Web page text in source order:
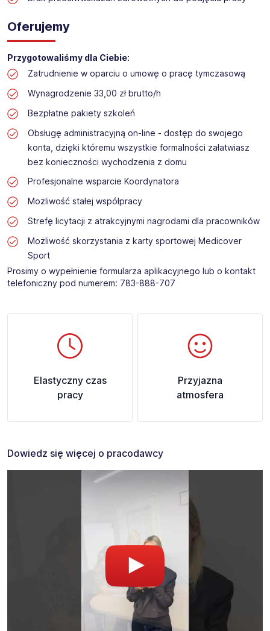
Oferujemy
Przygotowaliśmy dla Ciebie:
Zatrudnienie w oparciu o umowę o pracę tymczasową
Wynagrodzenie 33,00 zł brutto/h
Bezpłatne pakiety szkoleń
Obsługę administracyjną on-line - dostęp do swojego
konta, dzięki któremu wszystkie formalności załatwiasz
bez konieczności wychodzenia z domu
Profesjonalne wsparcie Koordynatora
Możliwość stałej współpracy
Strefę licytacji z atrakcyjnymi nagrodami dla pracowników
Możliwość skorzystania z karty sportowej Medicover
Sport
Prosimy o wypełnienie formularza aplikacyjnego lub o kontakt
telefoniczny pod numerem: 783-888-707​
Elastyczny czas
pracy
Przyjazna
atmosfera
Dowiedz się więcej o pracodawcy